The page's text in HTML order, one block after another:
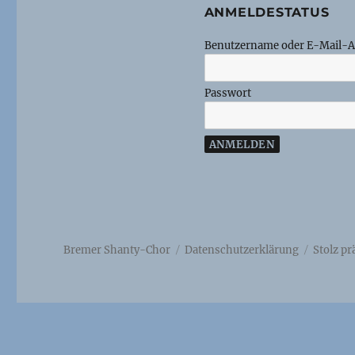
ANMELDESTATUS
Benutzername oder E-Mail-
Passwort
Bremer Shanty-Chor Datenschutzerklärung Stolz